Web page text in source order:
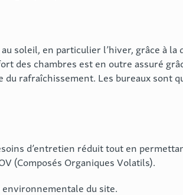
soleil, en particulier l’hiver, grâce à
des chambres est en outre assuré
rafraîchissement. Les bureaux sont
d’entretien réduit tout en
(Composés Organiques Volatils).
du site.